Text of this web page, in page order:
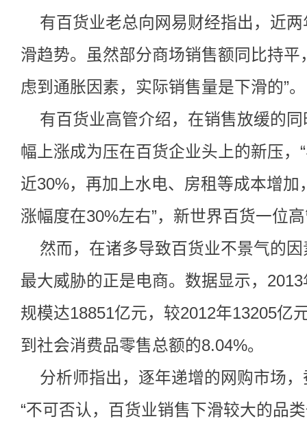
有百货业老总向网易财经指出，近
滑趋势。虽然部分商场销售额同比持平
虑到通胀因素，实际销售量是下滑的”。
有百货业高管介绍，在销售放缓的
幅上涨成为压在百货企业头上的新压，
近30%，再加上水电、房租等成本增
涨幅度在30%左右”，新世界百货一位
然而，在诸多导致百货业不景气的
最大威胁的正是电商。数据显示，
规模达18851亿元，较2012年13205亿
到社会消费品零售总额的8.04%。
分析师指出，逐年递增的网购市场
“不可否认，百货业销售下滑较大的品